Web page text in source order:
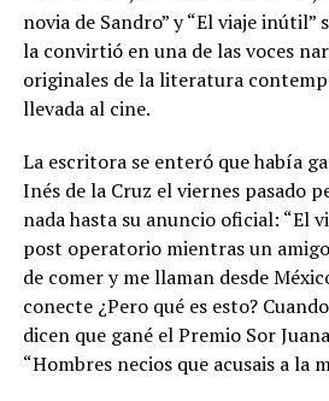
novia de Sandro” y “El viaje inútil”
la convirtió en una de las voces
originales de la literatura
llevada al cine.
La escritora se enteró que había
Inés de la Cruz el viernes pasado
nada hasta su anuncio oficial: “El
post operatorio mientras un
de comer y me llaman desde
conecte ¿Pero qué es esto?
dicen que gané el Premio Sor
“Hombres necios que acusais a la